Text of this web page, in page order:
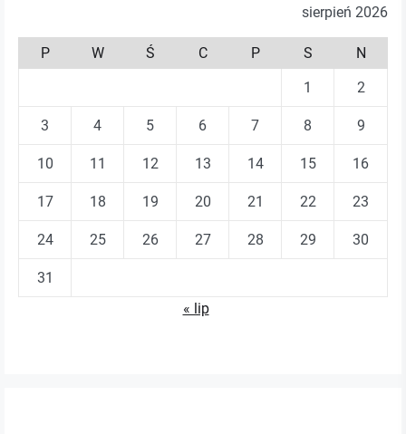
sierpień 2026
P W Ś C P S
N
1
2
3 4 5 6 7 8 9
10 11 12 13 14 15 16
17 18 19 20 21 22 23
24 25 26 27 28 29 30
31
« lip